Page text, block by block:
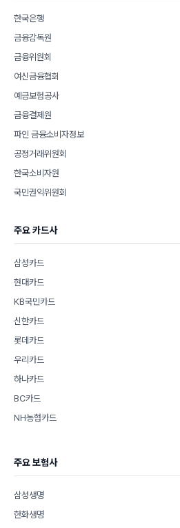
한국은행
금융감독원
금융위원회
여신금융협회
예금보험공사
금융결제원
파인 금융소비자정보
공정거래위원회
한국소비자원
국민권익위원회
주요 카드사
삼성카드
현대카드
KB국민카드
신한카드
롯데카드
우리카드
하나카드
BC카드
NH농협카드
주요 보험사
삼성생명
한화생명